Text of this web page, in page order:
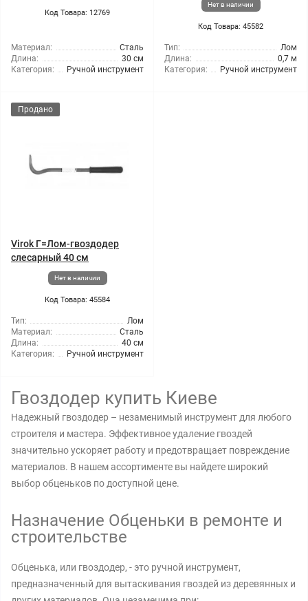
Код Товара: 12769
Материал:
Сталь
Длина:
30 см
Категория:
Ручной инструмент
Нет в наличии
Код Товара: 45582
Тип:
Лом
Длина:
0,7 м
Категория:
Ручной инструмент
Продано
Virok Г=Лом-гвоздодер
слесарный 40 см
Нет в наличии
Код Товара: 45584
Тип:
Лом
Материал:
Сталь
Длина:
40 см
Категория:
Ручной инструмент
Гвоздодер купить Киеве
Надежный гвоздодер – незаменимый инструмент для любого
строителя и мастера. Эффективное удаление гвоздей
значительно ускоряет работу и предотвращает повреждение
материалов. В нашем ассортименте вы найдете широкий
выбор обценьков по доступной цене.
Назначение Обценьки в ремонте и
строительстве
Обценька, или гвоздодер, - это ручной инструмент,
предназначенный для вытаскивания гвоздей из деревянных и